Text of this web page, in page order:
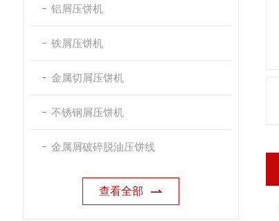
铝屑压饼机
铁屑压饼机
金属切屑压饼机
不锈钢屑压饼机
金属屑破碎脱油压饼线
查看全部